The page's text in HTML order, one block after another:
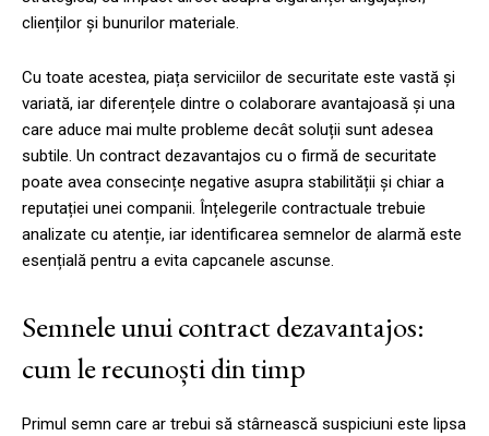
clienților și bunurilor materiale.
Cu toate acestea, piața serviciilor de securitate este vastă și
variată, iar diferențele dintre o colaborare avantajoasă și una
care aduce mai multe probleme decât soluții sunt adesea
subtile. Un contract dezavantajos cu o firmă de securitate
poate avea consecințe negative asupra stabilității și chiar a
reputației unei companii. Înțelegerile contractuale trebuie
analizate cu atenție, iar identificarea semnelor de alarmă este
esențială pentru a evita capcanele ascunse.
Semnele unui contract dezavantajos:
cum le recunoști din timp
Primul semn care ar trebui să stârnească suspiciuni este lipsa